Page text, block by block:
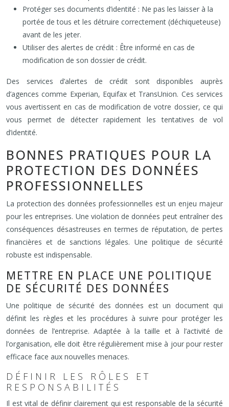
Protéger ses documents d’identité : Ne pas les laisser à la
portée de tous et les détruire correctement (déchiqueteuse)
avant de les jeter.
Utiliser des alertes de crédit : Être informé en cas de
modification de son dossier de crédit.
Des services d’alertes de crédit sont disponibles auprès
d’agences comme Experian, Equifax et TransUnion. Ces services
vous avertissent en cas de modification de votre dossier, ce qui
vous permet de détecter rapidement les tentatives de vol
d’identité.
BONNES PRATIQUES POUR LA
PROTECTION DES DONNÉES
PROFESSIONNELLES
La protection des données professionnelles est un enjeu majeur
pour les entreprises. Une violation de données peut entraîner des
conséquences désastreuses en termes de réputation, de pertes
financières et de sanctions légales. Une politique de sécurité
robuste est indispensable.
METTRE EN PLACE UNE POLITIQUE
DE SÉCURITÉ DES DONNÉES
Une politique de sécurité des données est un document qui
définit les règles et les procédures à suivre pour protéger les
données de l’entreprise. Adaptée à la taille et à l’activité de
l’organisation, elle doit être régulièrement mise à jour pour rester
efficace face aux nouvelles menaces.
DÉFINIR LES RÔLES ET
RESPONSABILITÉS
Il est vital de définir clairement qui est responsable de la sécurité